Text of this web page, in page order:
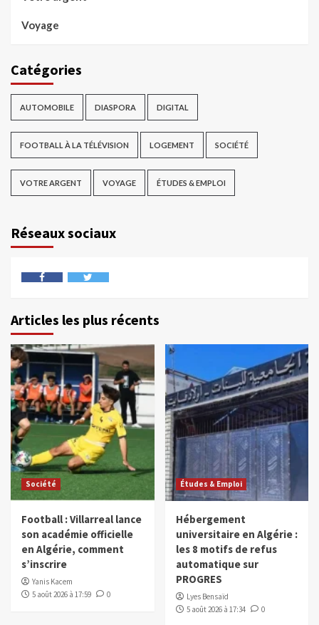
Voyage
Catégories
AUTOMOBILE DIASPORA DIGITAL
FOOTBALL À LA TÉLÉVISION LOGEMENT SOCIÉTÉ
VOTRE ARGENT VOYAGE ÉTUDES & EMPLOI
Réseaux sociaux
Articles les plus récents
Société
Football : Villarreal lance
son académie officielle
en Algérie, comment
s’inscrire
Yanis Kacem
5 août 2026 à 17:59
0
Études & Emploi
Hébergement
universitaire en Algérie :
les 8 motifs de refus
automatique sur
PROGRES
Lyes Bensaïd
5 août 2026 à 17:34
0